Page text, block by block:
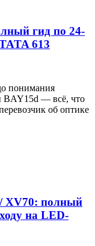
гид по 24-
613
понимания
BAY15d — всё, что
об оптике
XV70: полный
на LED-